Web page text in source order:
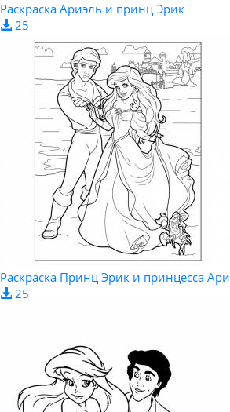
Раскраска Ариэль и принц Эрик
25
Раскраска Принц Эрик и принцесса
25